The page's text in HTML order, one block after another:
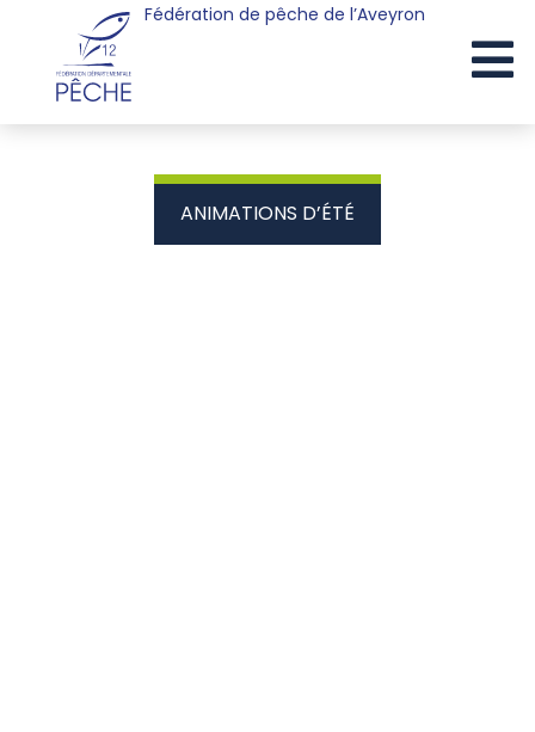
Fédération de pêche de l’Aveyron
ANIMATIONS D’ÉTÉ
Cookies management panel